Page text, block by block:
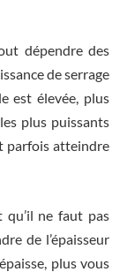
dépendre des
de serrage
est élevée, plus
plus puissants
parfois atteindre
qu’il ne faut pas
de l’épaisseur
plus vous